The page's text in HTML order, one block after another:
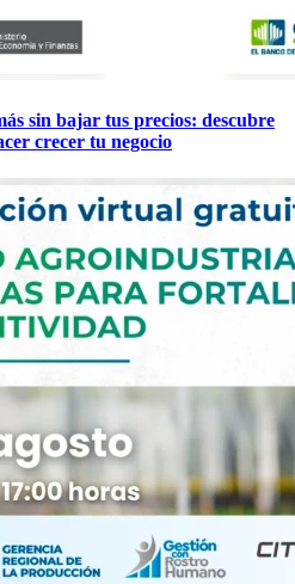
sin bajar tus precios: descubre
crecer tu negocio